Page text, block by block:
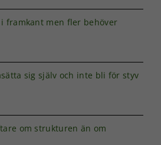
framkant men fler behöver
sig själv och inte bli för styv
om strukturen än om
Nödvändiga
välja bort. De
behövs för
fungera.